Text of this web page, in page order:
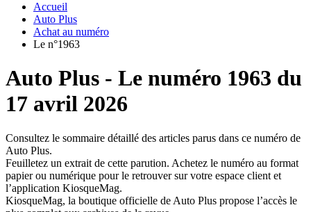
Accueil
Auto Plus
Achat au numéro
Le n°1963
Auto Plus - Le numéro 1963 du
17 avril 2026
Consultez le sommaire détaillé des articles parus dans ce numéro de
Auto Plus.
Feuilletez un extrait de cette parution. Achetez le numéro au format
papier ou numérique pour le retrouver sur votre espace client et
l’application KiosqueMag.
KiosqueMag, la boutique officielle de Auto Plus propose l’accès le